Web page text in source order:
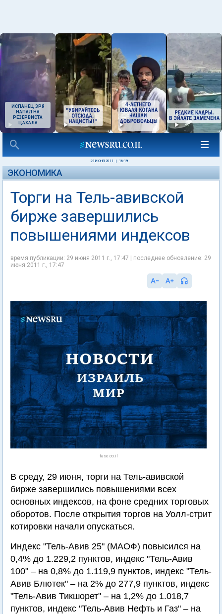
ИСПАНЕЦ ЗРЯ
НАПАЛ НА
РЕЗЕРВИСТА
ЦАХАЛА
29 ИЮНЯ 2011 16:19
ЭКОНОМИКА
Торги на Тель-авивской
бирже завершились
повышениями индексов
время публикации: 29 июня 2011 г., 17:47 | последнее обновление: 29
июня 2011 г., 17:47
tase.co.il
В среду, 29 июня, торги на Тель-авивской
бирже завершились повышениями всех
основных индексов, на фоне средних торговых
оборотов. После открытия торгов на Уолл-стрит
котировки начали опускаться.
Индекс "Тель-Авив 25" (МАОФ) повысился на
0,4% до 1.229,2 пунктов, индекс "Тель-Авив
100" – на 0,8% до 1.119,9 пунктов, индекс "Тель-
Авив Блютек" – на 2% до 277,9 пунктов, индекс
"Тель-Авив Тикшорет" – на 1,2% до 1.018,7
пунктов, индекс "Тель-Авив Нефть и Газ" – на